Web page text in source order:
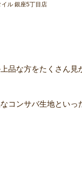
ル 銀座5丁目店
品な方をたくさん見
コンサバ生地といっ